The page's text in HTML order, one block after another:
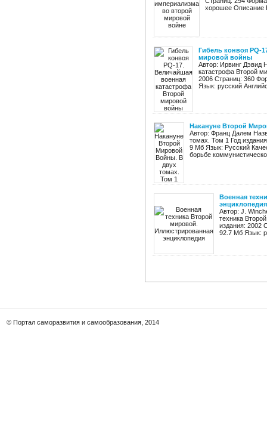
хорошее Описание
Гибель конвоя PQ-
мировой войны
Автор: Ирвинг Дэвид
катастрофа Второй
2006 Страниц: 360
Язык: русский
Накануне Второй
Автор: Франц Далем
томах. Том 1 Год
9 Мб Язык: Русский
борьбе
Военная
энциклопедия
Автор: J.
техника
издания: 2002
92.7 Мб Язык:
© Портал саморазвития и самообразования, 2014